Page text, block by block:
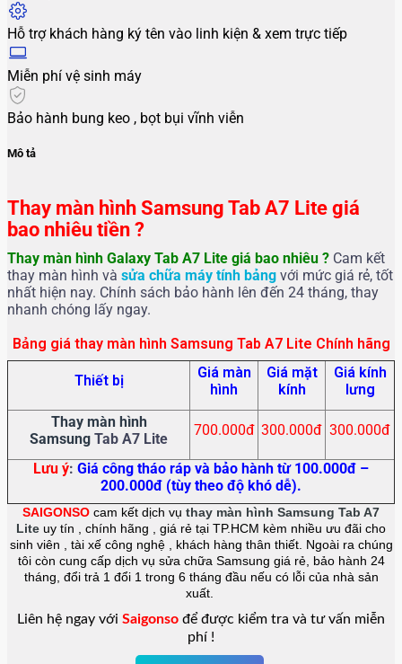
Hỗ trợ khách hàng ký tên vào linh kiện & xem trực tiếp
Miễn phí vệ sinh máy
Bảo hành bung keo , bọt bụi vĩnh viễn
Mô tả
Thay màn hình Samsung Tab A7 Lite giá
bao nhiêu tiền ?
Thay màn hình Galaxy Tab A7 Lite giá bao nhiêu ? Cam kết
thay màn hình và sửa chữa máy tính bảng với mức giá rẻ, tốt
nhất hiện nay. Chính sách bảo hành lên đến 24 tháng, thay
nhanh chóng lấy ngay.
Bảng giá thay màn hình Samsung Tab A7 Lite Chính hãng
Thiết bị
Giá màn
hình
Giá mặt
kính
Giá kính
lưng
Thay màn hình
Samsung Tab A7 Lite
700.000đ 300.000đ 300.000đ
Lưu ý: Giá công tháo ráp và bảo hành từ 100.000đ –
200.000đ (tùy theo độ khó dễ).
SAIGONSO cam kết dịch vụ thay màn hình Samsung Tab A7
Lite uy tín , chính hãng , giá rẻ tại TP.HCM kèm nhiều ưu đãi cho
sinh viên , tài xế công nghệ , khách hàng thân thiết. Ngoài ra chúng
tôi còn cung cấp dịch vụ sửa chữa Samsung giá rẻ, bảo hành 24
tháng, đổi trả 1 đổi 1 trong 6 tháng đầu nếu có lỗi của nhà sản
xuất.
Liên hệ ngay với Saigonso để được kiểm tra và tư vấn miễn
phí !